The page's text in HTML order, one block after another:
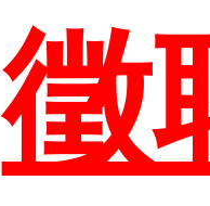
研
徵